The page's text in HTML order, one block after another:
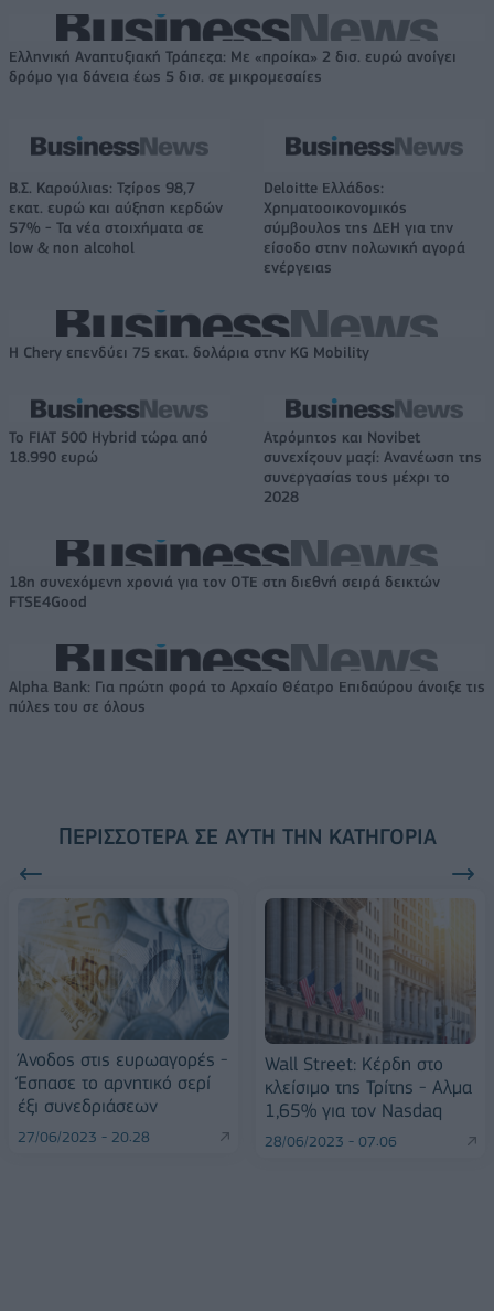
Ελληνική Αναπτυξιακή Τράπεζα: Με «προίκα» 2 δισ. ευρώ ανοίγει
δρόμο για δάνεια έως 5 δισ. σε μικρομεσαίες
Β.Σ. Καρούλιας: Τζίρος 98,7
εκατ. ευρώ και αύξηση κερδών
57% - Τα νέα στοιχήματα σε
low & non alcohol
Deloitte Ελλάδος:
Χρηματοοικονομικός
σύμβουλος της ΔΕΗ για την
είσοδο στην πολωνική αγορά
ενέργειας
Η Chery επενδύει 75 εκατ. δολάρια στην KG Mobility
Το FIAT 500 Hybrid τώρα από
18.990 ευρώ
Ατρόμητος και Novibet
συνεχίζουν μαζί: Ανανέωση της
συνεργασίας τους μέχρι το
2028
18η συνεχόμενη χρονιά για τον ΟΤΕ στη διεθνή σειρά δεικτών
FTSE4Good
Alpha Bank: Για πρώτη φορά το Αρχαίο Θέατρο Επιδαύρου άνοιξε τις
πύλες του σε όλους
ΠΕΡΙΣΣΌΤΕΡΑ ΣΕ ΑΥΤΉ ΤΗΝ ΚΑΤΗΓΟΡΊΑ
Άνοδος στις ευρωαγορές -
Έσπασε το αρνητικό σερί
έξι συνεδριάσεων
27/06/2023 - 20:28
Wall Street: Κέρδη στο
κλείσιμο της Τρίτης - Αλμα
1,65% για τον Nasdaq
28/06/2023 - 07:06